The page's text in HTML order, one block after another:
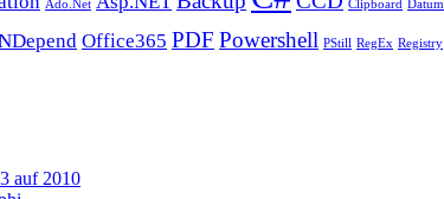
Ado.Net Clipboard Datum
Office365 PDF Powershell PStill RegEx Registry
auf 2010